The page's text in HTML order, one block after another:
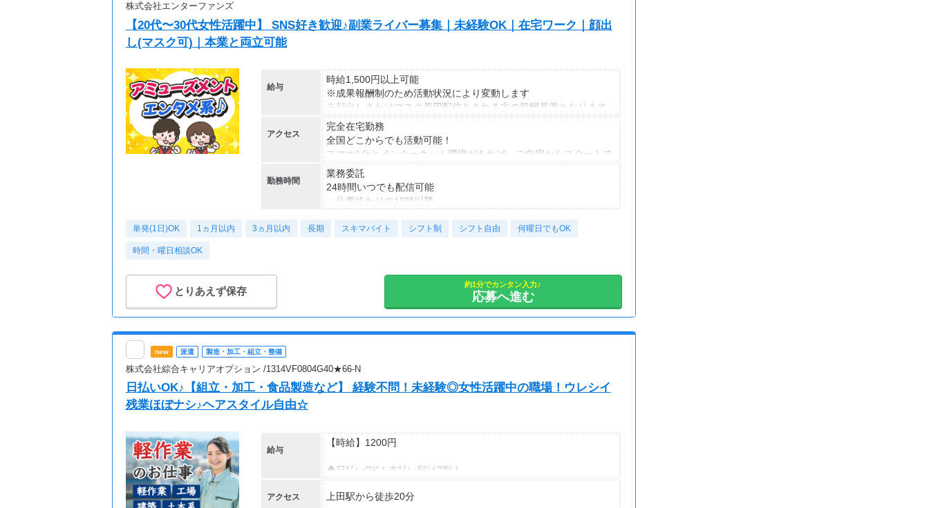
株式会社エンターファンズ
【20代〜30代女性活躍中】 SNS好き歓迎♪副業ライバー募集｜未経験OK｜在宅ワーク｜顔出
し(マスク可)｜本業と両立可能
給与
時給1,500円以上可能
※成果報酬制のため活動状況により変動します
※顔出しまたはマスク着用配信をされる方の報酬基準となります
【収入例】
■事務職Aさん（週3日・月50時間程度）
月収8万円～15万円
■営業職Bさん（週4日・月80時間程度）
月収15万円～25万円
■主婦Cさん（月100時間程度）
本業や家庭と両立しながら副業として活動されています。
アクセス
完全在宅勤務
全国どこからでも活動可能！
スマホ1台とインターネット環境があれば、ご自宅からスタートで
きます。
通勤時間ゼロだから、本業やプライベートとの両立もラクラク♪
勤務時間
業務委託
24時間いつでも配信可能
・仕事終わりの19時以降
・スキマ時間だけ
安定した活動を目指す方には、月30〜50時間以上の配信を推奨し
単発(1日)OK 1ヵ月以内 3ヵ月以内 長期 スキマバイト シフト制 シフト自由 何曜日でもOK
時間・曜日相談OK
とりあえず保存
約1分でカンタン入力♪
応募へ進む
new 派遣 製造・加工・組立・整備
株式会社綜合キャリアオプション /1314VF0804G40★66-N
日払いOK♪【組立・加工・食品製造など】 経験不問！未経験◎女性活躍中の職場！ウレシイ
残業ほぼナシ♪ヘアスタイル自由☆
給与
【時給】1200円
◆日払いOK！支払い額は7割！
アクセス 上田駅から徒歩20分